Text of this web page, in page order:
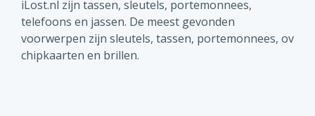
iLost.nl zijn tassen, sleutels, portemonnees,
telefoons en jassen. De meest gevonden
voorwerpen zijn sleutels, tassen, portemonnees, ov
chipkaarten en brillen.